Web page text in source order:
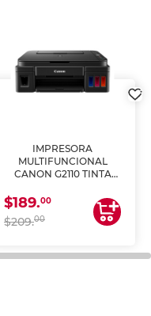
IMPRESORA
MULTIFUNCIONAL
CANON G2110 TINTA
$189.00
$209.00